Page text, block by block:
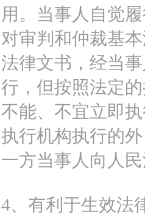
用。当事人自觉
对审判和仲裁基
法律文书，经当
行，但按照法定
不能、不宜立即
执行机构执行的
一方当事人向人民
4、有利于生效法